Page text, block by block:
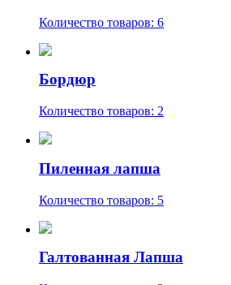
Количество товаров: 6
Бордюр
Количество товаров: 2
Пиленная лапша
Количество товаров: 5
Галтованная Лапша